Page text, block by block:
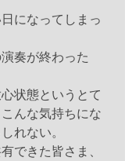
になってしまっ
奏が終わった
状態というとて
んな気持ちにな
れない。
できた皆さま、